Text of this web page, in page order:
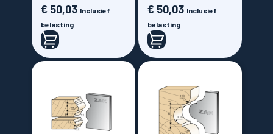
Prijs
€ 50,03 Inclusief
belasting
Prijs
€ 50,03 Inclusief
belasting